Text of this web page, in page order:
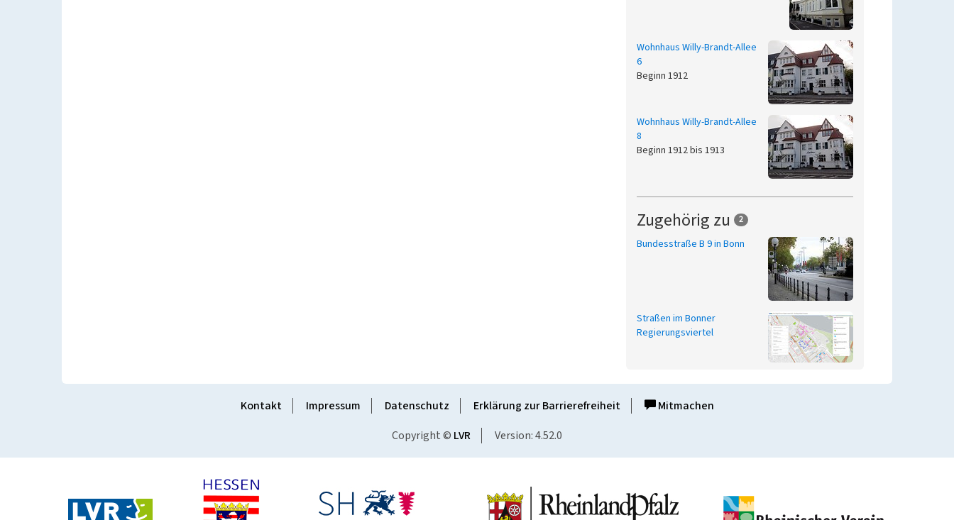
Wohnhaus Willy-Brandt-Allee
6
Beginn 1912
Wohnhaus Willy-Brandt-Allee
8
Beginn 1912 bis 1913
Zugehörig zu 2
Bundesstraße B 9 in Bonn
Straßen im Bonner
Regierungsviertel
Kontakt Impressum Datenschutz Erklärung zur Barrierefreiheit
Mitmachen
Copyright © LVR Version: 4.52.0